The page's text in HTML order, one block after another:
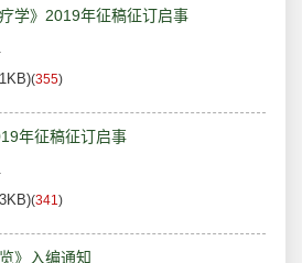
学》2019年征稿征订启事
(355)
年征稿征订启事
(341)
》入编通知